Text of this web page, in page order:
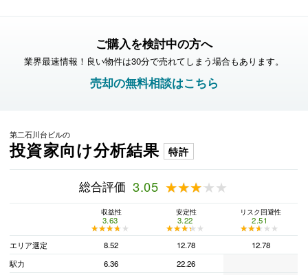
ご購入を検討中の方へ
業界最速情報！良い物件は30分で売れてしまう場合もあります。
売却の無料相談はこちら
第二石川台ビルの
投資家向け分析結果 特許
総合評価 3.05 ★★★★★
★★★★★
収益性
3.63
★★★★★
★★★★★
安定性
3.22
★★★★★
★★★★★
リスク回避性
2.51
★★★★★
★★★★★
エリア選定
8.52 12.78
12.78
駅力
6.36
22.26